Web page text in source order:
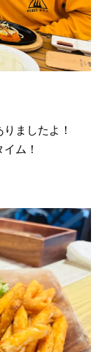
ましたよ！
ム！